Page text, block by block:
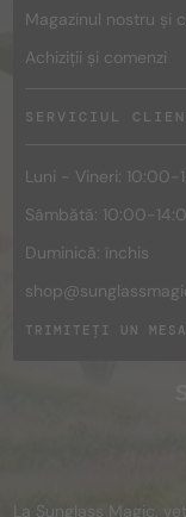
Magazinul nostru și
Achiziții și comenzi
SERVICIUL
Luni - Vineri: 10:00-
Sâmbătă: 10:00-
Duminică: închis
shop@
TRIMITEȚI UN
La Sunglass Magic,